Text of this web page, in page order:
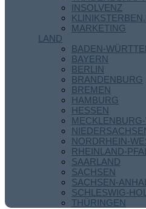
INSOLVENZ
MARKETING
LAND
BADEN-
BAYERN
BERLIN
BRANDENBURG
BREMEN
HAMBURG
HESSEN
NORDRHEIN-
RHEINLAND-
SAARLAND
SACHSEN
SACHSEN-
SCHLESWIG-
THÜRINGEN